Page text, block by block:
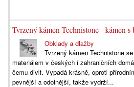
Tvrzený kámen Technistone - kámen s
Obklady a dlažby
Tvrzený kámen Technistone
materiálem v českých i zahraničních
čemu divit. Vypadá krásně, oproti
pevnější a odolnější, takže vydrží...